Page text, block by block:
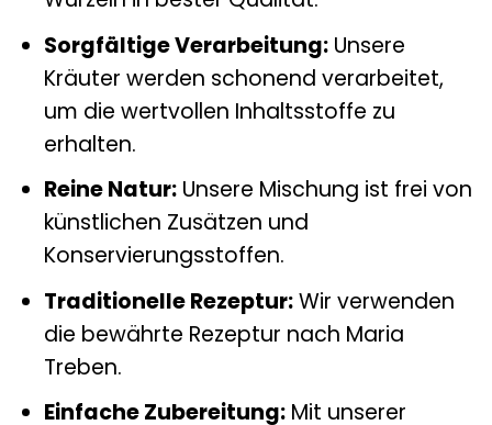
Sorgfältige Verarbeitung:Unsere
Kräuter werden schonend verarbeitet,
um die wertvollen Inhaltsstoffe zu
erhalten.
Reine Natur:Unsere Mischung ist frei von
künstlichen Zusätzen und
Konservierungsstoffen.
Traditionelle Rezeptur:Wir verwenden
die bewährte Rezeptur nach Maria
Treben.
Einfache Zubereitung:Mit unserer